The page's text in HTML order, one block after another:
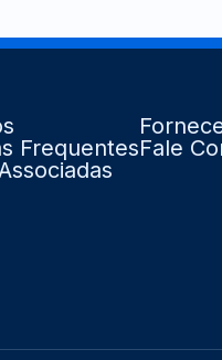
FrequentesFale